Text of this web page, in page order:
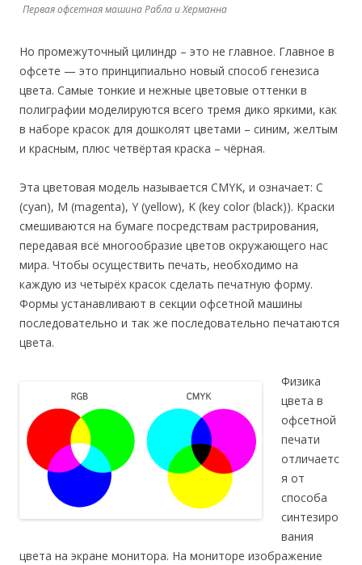
Первая офсетная машина Рабла и Херманна
Но промежуточный цилиндр – это не главное. Главное в
офсете — это принципиально новый способ генезиса
цвета. Самые тонкие и нежные цветовые оттенки в
полиграфии моделируются всего тремя дико яркими, как
в наборе красок для дошколят цветами – синим, желтым
и красным, плюс четвёртая краска – чёрная.
Эта цветовая модель называется CMYK, и означает: C
(cyan), M (magenta), Y (yellow), K (key color (black)). Краски
смешиваются на бумаге посредствам растрирования,
передавая всё многообразие цветов окружающего нас
мира. Чтобы осуществить печать, необходимо на
каждую из четырёх красок сделать печатную форму.
Формы устанавливают в секции офсетной машины
последовательно и так же последовательно печатаются
цвета.
Физика
цвета в
офсетной
печати
отличаетс
я от
способа
синтезиро
вания
цвета на экране монитора. На мониторе изображение